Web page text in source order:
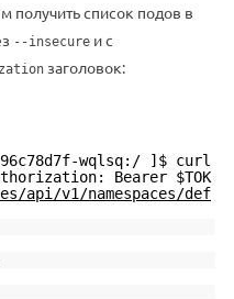
получить список подов в
--insecure и с
заголовок:
wqlsq:/ ]$ curl
Bearer $TOK
api/v1/namespaces/def